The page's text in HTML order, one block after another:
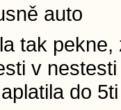
auto
tak
v
do